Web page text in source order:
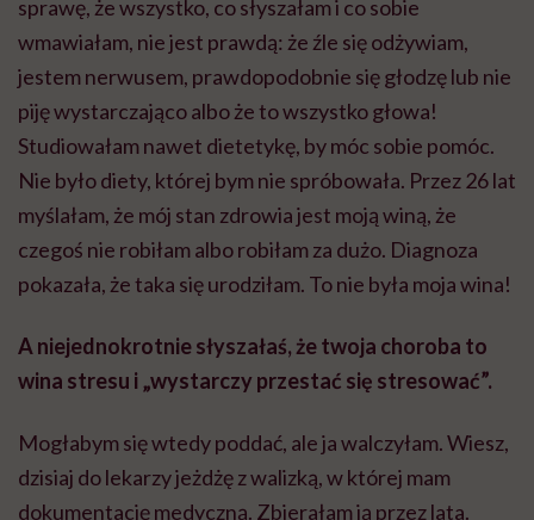
A niejednokrotnie słyszałaś, że twoja choroba to
wina stresu i „wystarczy przestać się stresować”.
Mogłabym się wtedy poddać, ale ja walczyłam. Wiesz,
dzisiaj do lekarzy jeżdżę z walizką, w której mam
dokumentację medyczną. Zbierałam ją przez lata.
Jakiś czas temu ponumerowałam ją i posegregowałam
chronologicznie. Jest tego aż tyle, że jeden
treści.
Moje życie jest inne, ale inne nie znaczy